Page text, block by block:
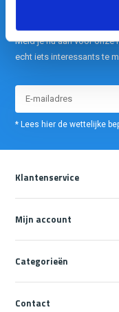
Meld je nu aan voor onze
echt iets interessants te
* Lees hier de wettelijke
Klantenservice
Mijn account
Categorieën
Contact